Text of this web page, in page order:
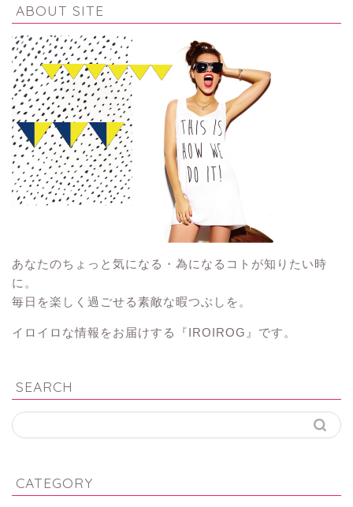
ABOUT SITE
あなたのちょっと気になる・為になるコトが知りたい時
に。
毎日を楽しく過ごせる素敵な暇つぶしを。
イロイロな情報をお届けする『IROIROG』です。
SEARCH
CATEGORY